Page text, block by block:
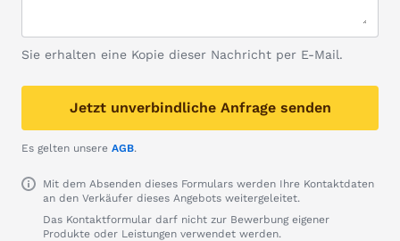
Sie erhalten eine Kopie dieser Nachricht per E-Mail.
Jetzt unverbindliche Anfrage senden
Es gelten unsere AGB.
Mit dem Absenden dieses Formulars werden Ihre Kontaktdaten
an den Verkäufer dieses Angebots weitergeleitet.
Das Kontaktformular darf nicht zur Bewerbung eigener
Produkte oder Leistungen verwendet werden.